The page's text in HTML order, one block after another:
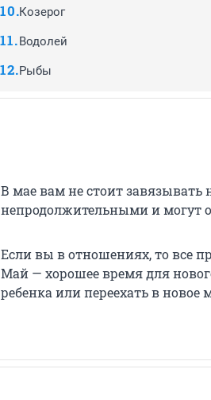
Козерог
Водолей
Рыбы
В мае вам не стоит завязывать
непродолжительными и могут
Если вы в отношениях, то все
Май — хорошее время для
ребенка или переехать в новое